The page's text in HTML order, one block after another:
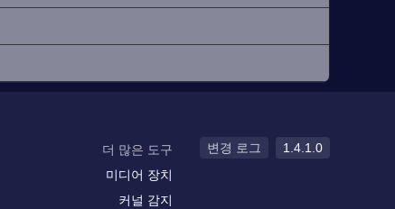
더 많은 도구
미디어 장치
커널 감지
변경 로그 1.4.1.0